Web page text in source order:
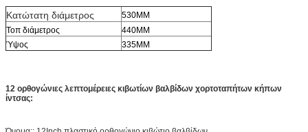
Κατώτατη διάμετρος
530MM
Τοπ διάμετρος
440MM
Ύψος
335MM
12 ορθογώνιες λεπτομέρειες κιβωτίων βαλβίδων χορτοταπήτων κήπων
ίντσας: